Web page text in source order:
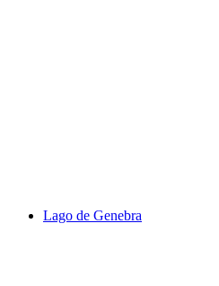
Lago de Genebra